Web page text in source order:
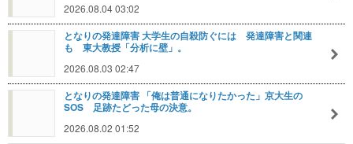
2026.08.04 03:02
となりの発達障害 大学生の自殺防ぐには 発達障害と関連
も 東大教授「分析に壁」。
2026.08.03 02:47
となりの発達障害 「俺は普通になりたかった」京大生の
SOS 足跡たどった母の決意。
2026.08.02 01:52